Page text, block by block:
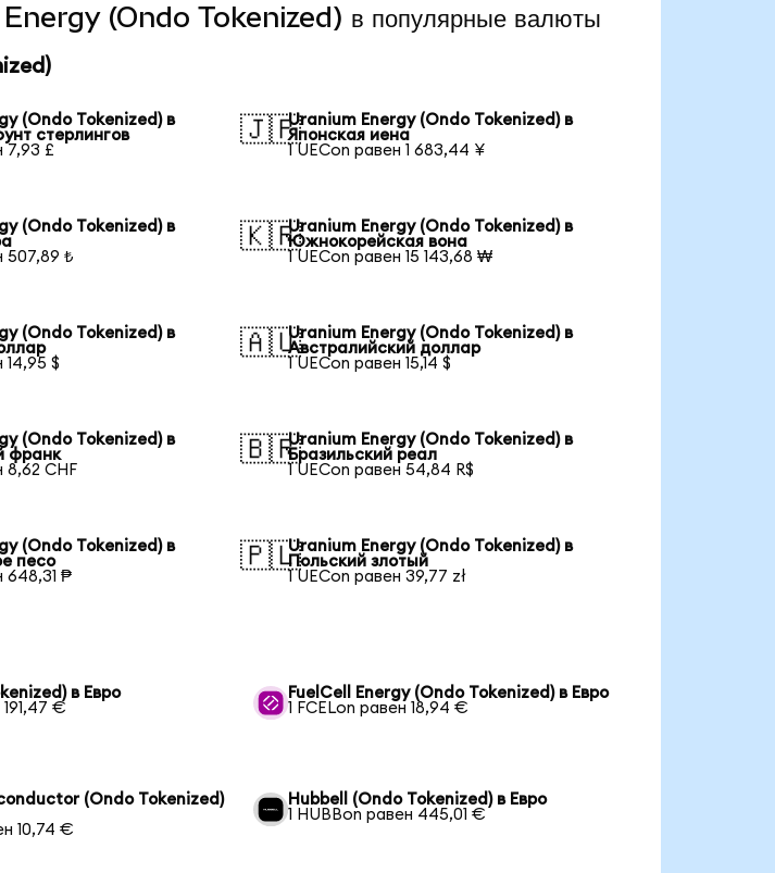
Energy (Ondo Tokenized) в популярные валюты
(Ondo Tokenized) в
стерлингов
7,93 £
🇯🇵Uranium Energy (Ondo Tokenized) в
Японская иена
1 UECon равен 1 683,44 ¥
(Ondo Tokenized) в
507,89 ₺
🇰🇷Uranium Energy (Ondo Tokenized) в
Южнокорейская вона
1 UECon равен 15 143,68 ₩
(Ondo Tokenized) в
14,95 $
🇦🇺Uranium Energy (Ondo Tokenized) в
Австралийский доллар
1 UECon равен 15,14 $
(Ondo Tokenized) в
франк
8,62 CHF
🇧🇷Uranium Energy (Ondo Tokenized) в
Бразильский реал
1 UECon равен 54,84 R$
(Ondo Tokenized) в
песо
648,31 ₱
🇵🇱Uranium Energy (Ondo Tokenized) в
Польский злотый
1 UECon равен 39,77 zł
в Евро
191,47 €
FuelCell Energy (Ondo Tokenized) в Евро
1 FCELon равен 18,94 €
(Ondo Tokenized)
10,74 €
Hubbell (Ondo Tokenized) в Евро
1 HUBBon равен 445,01 €